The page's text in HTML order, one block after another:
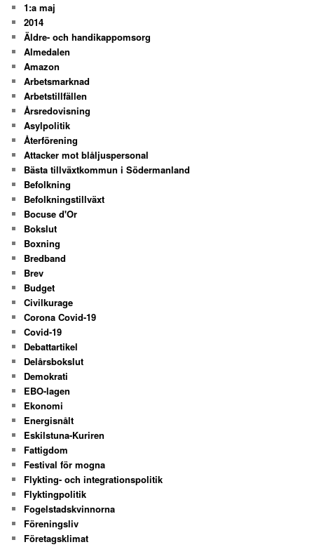
1:a maj
2014
Äldre- och handikappomsorg
Almedalen
Amazon
Arbetsmarknad
Arbetstillfällen
Årsredovisning
Asylpolitik
Återförening
Attacker mot blåljuspersonal
Bästa tillväxtkommun i Södermanland
Befolkning
Befolkningstillväxt
Bocuse d'Or
Bokslut
Boxning
Bredband
Brev
Budget
Civilkurage
Corona Covid-19
Covid-19
Debattartikel
Delårsbokslut
Demokrati
EBO-lagen
Ekonomi
Energisnålt
Eskilstuna-Kuriren
Fattigdom
Festival för mogna
Flykting- och integrationspolitik
Flyktingpolitik
Fogelstadskvinnorna
Föreningsliv
Företagsklimat